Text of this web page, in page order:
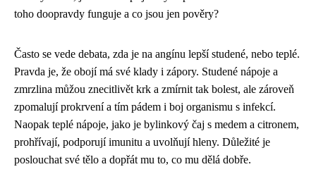
toho doopravdy funguje a co jsou jen pověry?
Často se vede debata, zda je na angínu lepší studené, nebo teplé.
Pravda je, že obojí má své klady i zápory. Studené nápoje a
zmrzlina můžou znecitlivět krk a zmírnit tak bolest, ale zároveň
zpomalují prokrvení a tím pádem i boj organismu s infekcí.
Naopak teplé nápoje, jako je bylinkový čaj s medem a citronem,
prohřívají, podporují imunitu a uvolňují hleny. Důležité je
poslouchat své tělo a dopřát mu to, co mu dělá dobře.